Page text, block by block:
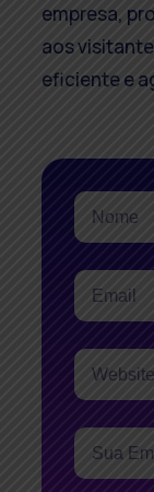
empresa,
aos
eficiente e